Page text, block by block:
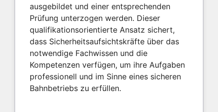
ausgebildet und einer entsprechenden
Prüfung unterzogen werden. Dieser
qualifikationsorientierte Ansatz sichert,
dass Sicherheitsaufsichtskräfte über das
notwendige Fachwissen und die
Kompetenzen verfügen, um ihre Aufgaben
professionell und im Sinne eines sicheren
Bahnbetriebs zu erfüllen.